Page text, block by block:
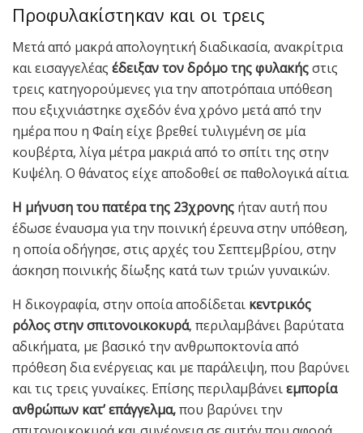
Προφυλακίστηκαν και οι τρεις
Μετά από μακρά απολογητική διαδικασία, ανακρίτρια
και εισαγγελέας έδειξαν τον δρόμο της φυλακήςστις
τρεις κατηγορούμενες για την αποτρόπαια υπόθεση
που εξιχνιάστηκε σχεδόν ένα χρόνο μετά από την
ημέρα που η Φαίη είχε βρεθεί τυλιγμένη σε μία
κουβέρτα, λίγα μέτρα μακριά από το σπίτι της στην
Κυψέλη. Ο θάνατος είχε αποδοθεί σε παθολογικά αίτια.
Η μήνυση του πατέρα της 23χρονης ήταν αυτή που
έδωσε έναυσμα για την ποινική έρευνα στην υπόθεση,
η οποία οδήγησε, στις αρχές του Σεπτεμβρίου, στην
άσκηση ποινικής δίωξης κατά των τριών γυναικών.
Η δικογραφία, στην οποία αποδίδεται κεντρικός
ρόλος στην σπιτονοικοκυρά, περιλαμβάνει βαρύτατα
αδικήματα, με βασικό την ανθρωποκτονία από
πρόθεση δια ενέργειας και με παράλειψη, που βαρύνει
και τις τρεις γυναίκες. Επίσης περιλαμβάνειεμπορία
ανθρώπων κατ’ επάγγελμα,που βαρύνει την